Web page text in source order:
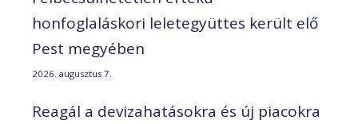
honfoglaláskori leletegyüttes került elő
Pest megyében
2026. augusztus 7.
Reagál a devizahatásokra és új piacokra